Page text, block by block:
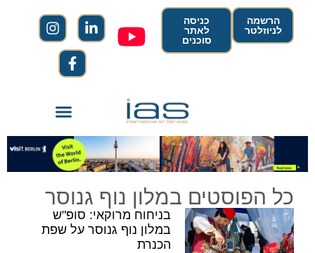
הרשמה
לניוזלטר
כניסה
לאתר
סוכנים
כל הפוסטים במלון נוף גנוסר
בניחוח מרוקאי: סופ"ש
במלון נוף גנוסר על שפת
הכנרת